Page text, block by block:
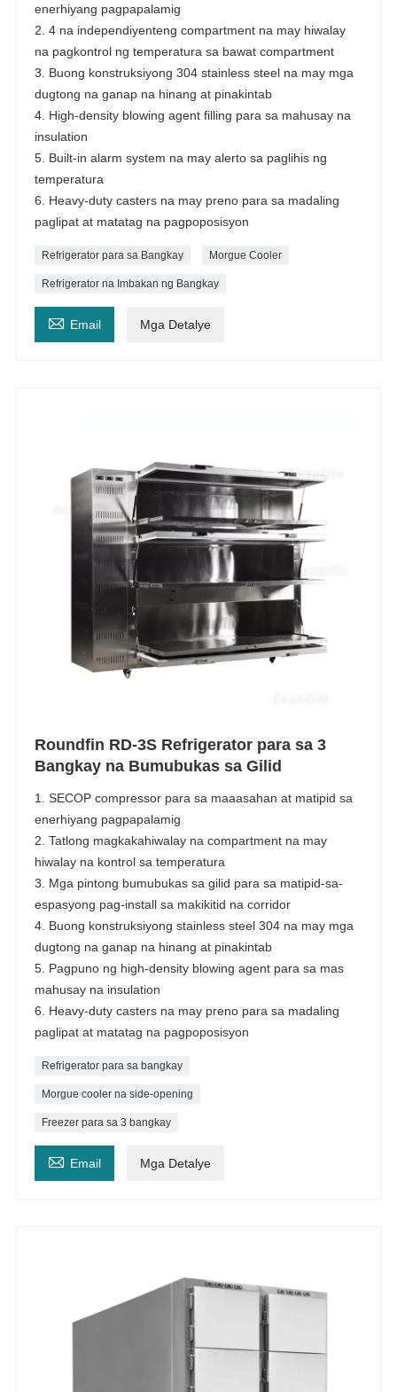
enerhiyang pagpapalamig
2. 4 na independiyenteng compartment na may hiwalay
na pagkontrol ng temperatura sa bawat compartment
3. Buong konstruksiyong 304 stainless steel na may mga
dugtong na ganap na hinang at pinakintab
4. High-density blowing agent filling para sa mahusay na
insulation
5. Built-in alarm system na may alerto sa paglihis ng
temperatura
6. Heavy-duty casters na may preno para sa madaling
paglipat at matatag na pagpoposisyon
Refrigerator para sa Bangkay Morgue Cooler
Refrigerator na Imbakan ng Bangkay
 Email Mga Detalye
Roundfin RD-3S Refrigerator para sa 3
Bangkay na Bumubukas sa Gilid
1. SECOP compressor para sa maaasahan at matipid sa
enerhiyang pagpapalamig
2. Tatlong magkakahiwalay na compartment na may
hiwalay na kontrol sa temperatura
3. Mga pintong bumubukas sa gilid para sa matipid-sa-
espasyong pag-install sa makikitid na corridor
4. Buong konstruksiyong stainless steel 304 na may mga
dugtong na ganap na hinang at pinakintab
5. Pagpuno ng high-density blowing agent para sa mas
mahusay na insulation
6. Heavy-duty casters na may preno para sa madaling
paglipat at matatag na pagpoposisyon
Refrigerator para sa bangkay
Morgue cooler na side-opening
Freezer para sa 3 bangkay
 Email Mga Detalye